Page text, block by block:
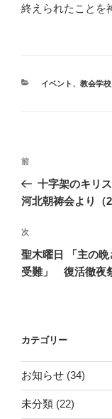
終えられたことを
カ
イベント 、 教会学校
投
ナ
ゲ
ー
シ
前
の
投
前
十字架のキリ
河北朝祷会より（
次
の
投
次
聖木曜日 「主の
受難」 復活徹夜
カテゴリー
お知らせ (34)
未分類 (22)